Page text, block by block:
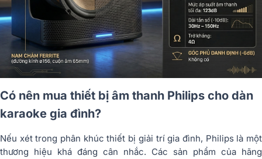
Có nên mua thiết bị âm thanh Philips cho dàn
karaoke gia đình?
Nếu xét trong phân khúc thiết bị giải trí gia đình, Philips là một
thương hiệu khá đáng cân nhắc. Các sản phẩm của hãng